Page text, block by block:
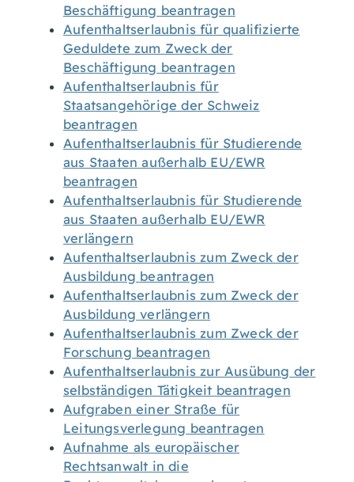
Beschäftigung beantragen
Aufenthaltserlaubnis für qualifizierte
Geduldete zum Zweck der
Beschäftigung beantragen
Aufenthaltserlaubnis für
Staatsangehörige der Schweiz
beantragen
Aufenthaltserlaubnis für Studierende
aus Staaten außerhalb EU/EWR
beantragen
Aufenthaltserlaubnis für Studierende
aus Staaten außerhalb EU/EWR
verlängern
Aufenthaltserlaubnis zum Zweck der
Ausbildung beantragen
Aufenthaltserlaubnis zum Zweck der
Ausbildung verlängern
Aufenthaltserlaubnis zum Zweck der
Forschung beantragen
Aufenthaltserlaubnis zur Ausübung der
selbständigen Tätigkeit beantragen
Aufgraben einer Straße für
Leitungsverlegung beantragen
Aufnahme als europäischer
Rechtsanwalt in die